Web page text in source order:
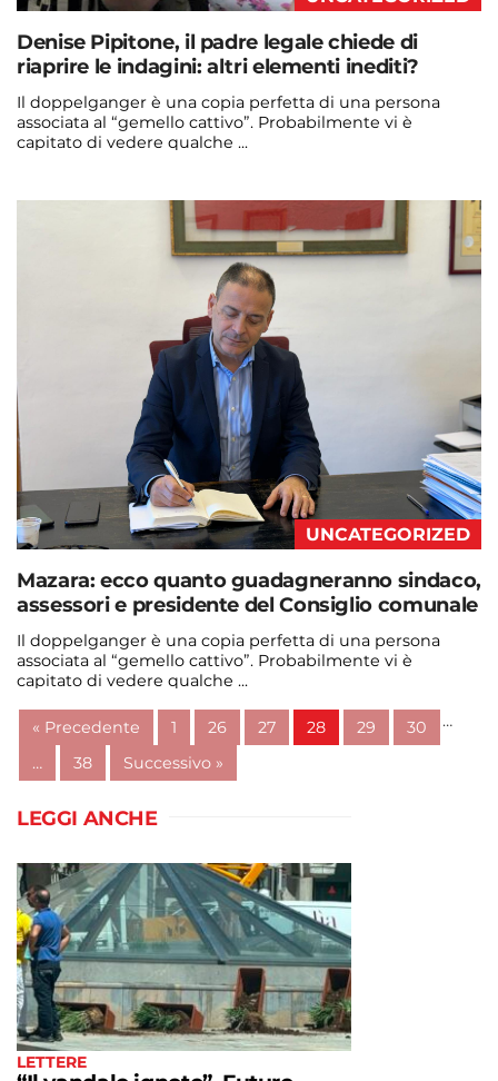
Denise Pipitone, il padre legale chiede di
riaprire le indagini: altri elementi inediti?
Il doppelganger è una copia perfetta di una persona
associata al “gemello cattivo”. Probabilmente vi è
capitato di vedere qualche ...
admin@admin.com 3 days fa
UNCATEGORIZED
Mazara: ecco quanto guadagneranno sindaco,
assessori e presidente del Consiglio comunale
Il doppelganger è una copia perfetta di una persona
associata al “gemello cattivo”. Probabilmente vi è
capitato di vedere qualche ...
Continua a leggere
admin@admin.com 3 days fa
« Precedente 1 …
26 27 28 29
30
…
38 Successivo »
LEGGI ANCHE
LETTERE